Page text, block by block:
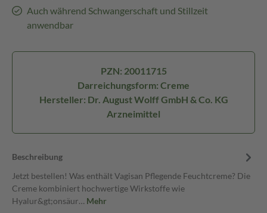
Auch während Schwangerschaft und Stillzeit
anwendbar
PZN: 20011715
Darreichungsform: Creme
Hersteller: Dr. August Wolff GmbH & Co. KG
Arzneimittel
Beschreibung
Jetzt bestellen! Was enthält Vagisan Pflegende Feuchtcreme? Die
Creme kombiniert hochwertige Wirkstoffe wie
Hyalur&gt;onsäur… Mehr